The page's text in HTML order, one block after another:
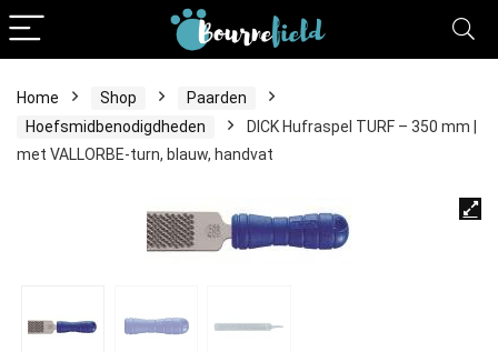
Home Shop
Paarden
Hoefsmidbenodigdheden
DICK Hufraspel TURF – 350 mm |
met VALLORBE-turn, blauw, handvat